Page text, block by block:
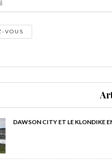
DAWSON CITY ET LE KLONDIKE